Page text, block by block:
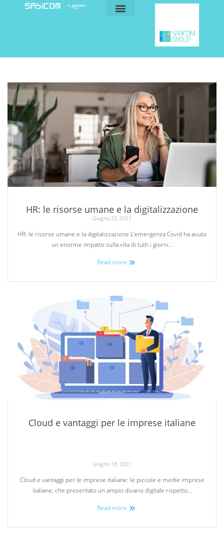
HR: le risorse umane e la digitalizzazione
Giugno 22, 2021
HR: le risorse umane e la digitalizzazione L’emergenza Covid ha avuto
un enorme impatto sulla vita di tutti i giorni…
Read more
Cloud e vantaggi per le imprese italiane
Giugno 18, 2021
Cloud e vantaggi per le imprese italiane: le piccole e medie imprese
italiane, che presentato un ampio divario digitale rispetto…
Read more